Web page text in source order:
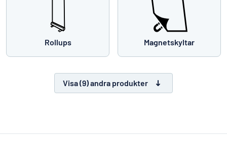
Rollups Magnetskyltar
Visa (9) andra produkter